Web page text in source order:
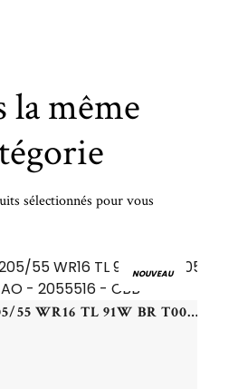
la même
sélectionnés pour vous
NOUVEAU
BRIDGESTONE - 205/55 WR16 TL 91W BR T005 TURANZA AO - 2055516 - CBB